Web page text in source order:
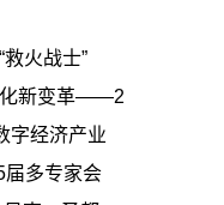
火战士”
化新变革——2
字经济产业
届多专家会